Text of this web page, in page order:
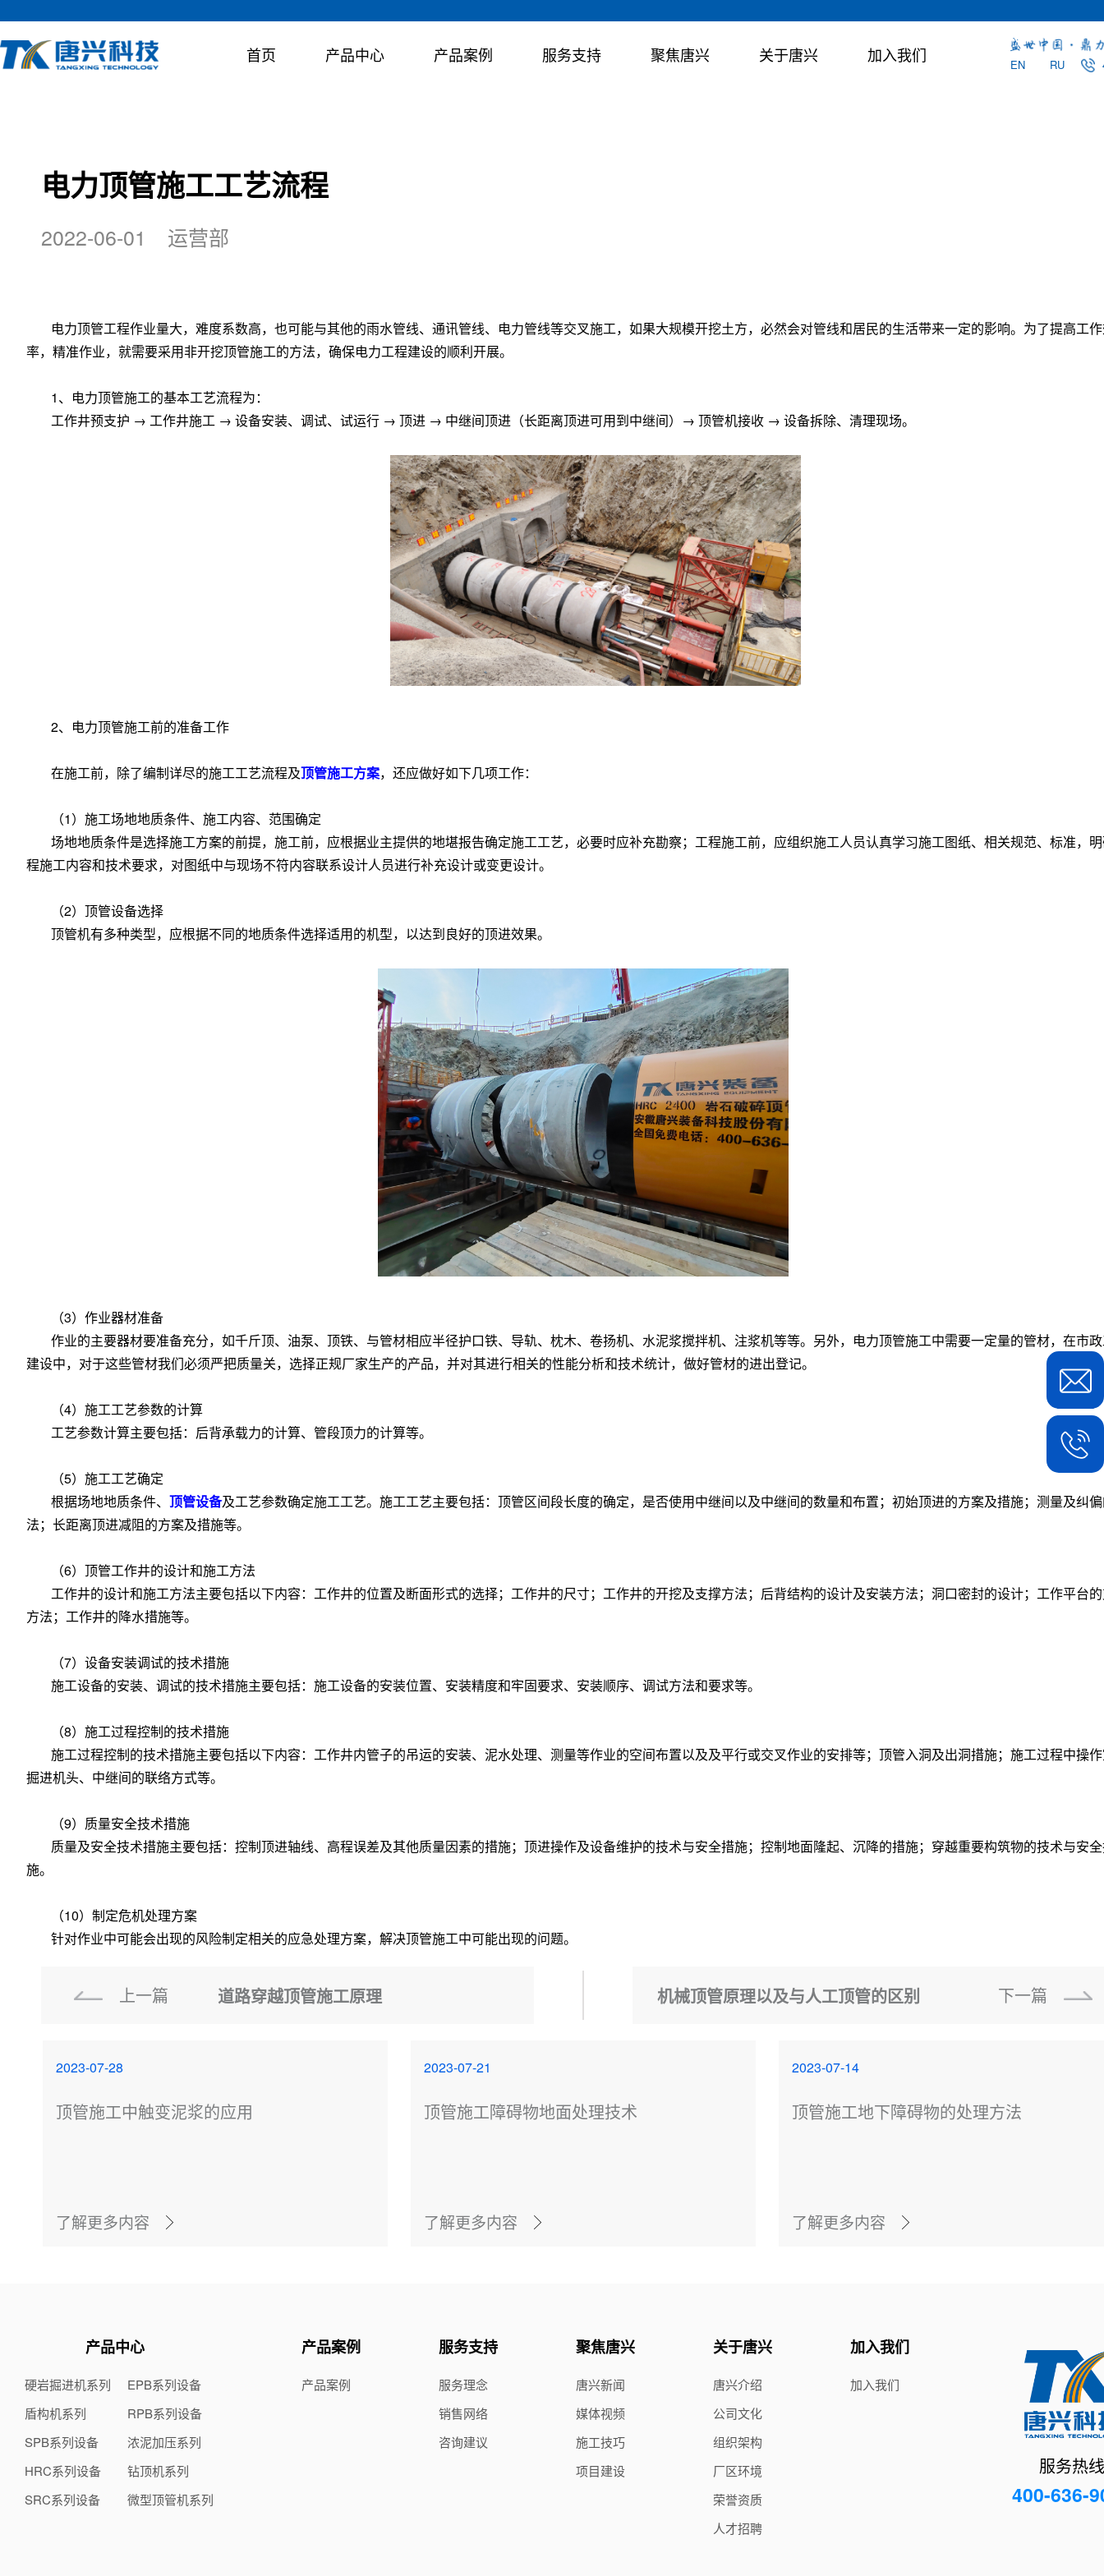
首页 产品中心
硬岩掘进机系列
EPB土压平衡顶管机系列 RPB矩形顶管机系列 浓泥式顶管机系列
适用于卵石地层
钻顶机
适用于沙土、粉土、黏土层
产品案例 服务支持
唐兴科技始终坚持“彩虹同行、脉动同频”的服务理念，专业售后团队24小时全天候待命，为您提供从售前、售中到售后全生命周期的无
聚焦唐兴
公司至今累计为1,000 余项工程提供非开挖成套装备，产品获得客户的高度认可，在行业内树立了优质的品牌形象。
关于唐兴
公司专业从事非开挖成套装备及其关键零部件的研发、设计、制造、销售、维修和租赁业务，产品出口至马来西亚、菲律宾、泰国、新
荣誉资质 人才招聘
加入我们 EN RU
电力顶管施工工艺流程
2022-06-01 运营部
电力顶管工程作业量大，难度系数高，也可能与其他的雨水管线、通讯管线、电力管线等交叉施工，如果大规模开挖土方，必然会对管线和居民的生活带来一定的影响。为了提高工
率，精准作业，就需要采用非开挖顶管施工的方法，确保电力工程建设的顺利开展。
1、电力顶管施工的基本工艺流程为：
工作井预支护 → 工作井施工 → 设备安装、调试、试运行 → 顶进 → 中继间顶进（长距离顶进可用到中继间）→ 顶管机接收 → 设备拆除、清理现场。
2、电力顶管施工前的准备工作
在施工前，除了编制详尽的施工工艺流程及顶管施工方案，还应做好如下几项工作：
（1）施工场地地质条件、施工内容、范围确定
场地地质条件是选择施工方案的前提，施工前，应根据业主提供的地堪报告确定施工工艺，必要时应补充勘察；工程施工前，应组织施工人员认真学习施工图纸、相关规范、标准，
程施工内容和技术要求，对图纸中与现场不符内容联系设计人员进行补充设计或变更设计。
（2）顶管设备选择
顶管机有多种类型，应根据不同的地质条件选择适用的机型，以达到良好的顶进效果。
（3）作业器材准备
作业的主要器材要准备充分，如千斤顶、油泵、顶铁、与管材相应半径护口铁、导轨、枕木、卷扬机、水泥浆搅拌机、注浆机等等。另外，电力顶管施工中需要一定量的管材，在市
建设中，对于这些管材我们必须严把质量关，选择正规厂家生产的产品，并对其进行相关的性能分析和技术统计，做好管材的进出登记。
（4）施工工艺参数的计算
工艺参数计算主要包括：后背承载力的计算、管段顶力的计算等。
（5）施工工艺确定
根据场地地质条件、 顶管设备及工艺参数确定施工工艺。施工工艺主要包括：顶管区间段长度的确定，是否使用中继间以及中继间的数量和布置；初始顶进的方案及措施；测量及纠
法；长距离顶进减阻的方案及措施等。
（6）顶管工作井的设计和施工方法
工作井的设计和施工方法主要包括以下内容：工作井的位置及断面形式的选择；工作井的尺寸；工作井的开挖及支撑方法；后背结构的设计及安装方法；洞口密封的设计；工作平台
方法；工作井的降水措施等。
（7）设备安装调试的技术措施
施工设备的安装、调试的技术措施主要包括：施工设备的安装位置、安装精度和牢固要求、安装顺序、调试方法和要求等。
（8）施工过程控制的技术措施
施工过程控制的技术措施主要包括以下内容：工作井内管子的吊运的安装、泥水处理、测量等作业的空间布置以及及平行或交叉作业的安排等；顶管入洞及出洞措施；施工过程中操
掘进机头、中继间的联络方式等。
（9）质量安全技术措施
质量及安全技术措施主要包括：控制顶进轴线、高程误差及其他质量因素的措施；顶进操作及设备维护的技术与安全措施；控制地面隆起、沉降的措施；穿越重要构筑物的技术与安
施。
（10）制定危机处理方案
针对作业中可能会出现的风险制定相关的应急处理方案，解决顶管施工中可能出现的问题。
上一篇 道路穿越顶管施工原理 机械顶管原理以及与人工顶管的区别 下一篇
2023-07-28
顶管施工中触变泥浆的应用
了解更多内容
2023-07-21
顶管施工障碍物地面处理技术
了解更多内容
2023-07-14
顶管施工地下障碍物的处理方法
了解更多内容
产品中心
硬岩掘进机系列
盾构机系列
SPB系列设备
HRC系列设备
SRC系列设备
EPB系列设备
RPB系列设备
浓泥加压系列
钻顶机系列
微型顶管机系列
产品案例
产品案例
服务支持
服务理念
销售网络
咨询建议
聚焦唐兴
唐兴新闻
媒体视频
施工技巧
项目建设
关于唐兴
唐兴介绍
公司文化
组织架构
厂区环境
荣誉资质
人才招聘
加入我们
加入我们
服务热线
400-636-